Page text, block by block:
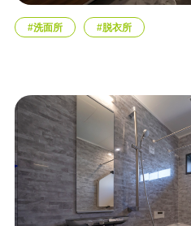
#洗面所 #脱衣所